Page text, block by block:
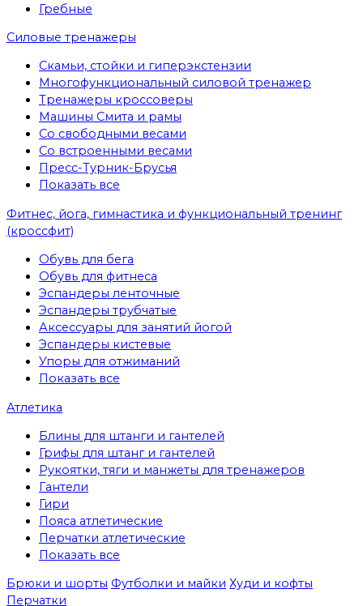
Гребные
Cиловые тренажеры
Скамьи, стойки и гиперэкстензии
Многофункциональный силовой тренажер
Тренажеры кроссоверы
Машины Смита и рамы
Со свободными весами
Со встроенными весами
Пресс-Турник-Брусья
Показать все
Фитнес, йога, гимнастика и функциональный тренинг
(кроссфит)
Обувь для бега
Обувь для фитнеса
Эспандеры ленточные
Эспандеры трубчатые
Аксессуары для занятий йогой
Эспандеры кистевые
Упоры для отжиманий
Показать все
Атлетика
Блины для штанги и гантелей
Грифы для штанг и гантелей
Рукоятки, тяги и манжеты для тренажеров
Гантели
Гири
Пояса атлетические
Перчатки атлетические
Показать все
Брюки и шорты Футболки и майки Худи и кофты
Перчатки